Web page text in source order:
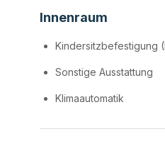
Innenraum
Kindersitzbefestigung
Sonstige Ausstattung
Klimaautomatik